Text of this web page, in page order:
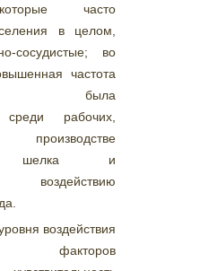
часто
в целом,
сосудистые; во
частота
была
среди рабочих,
шелка и
воздействию
воздействия
факторов